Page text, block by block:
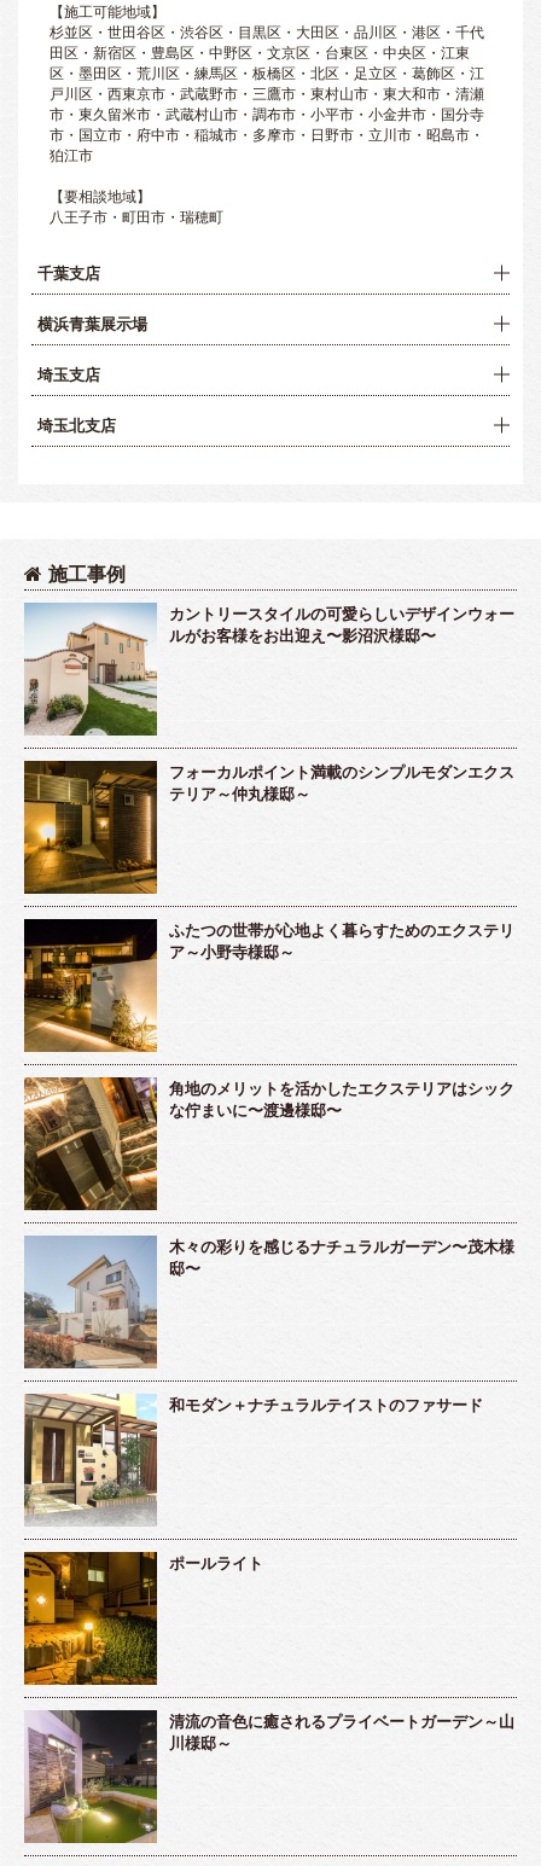
【施工可能地域】
杉並区・世田谷区・渋谷区・目黒区・大田区・品川区・港区・千代
田区・新宿区・豊島区・中野区・文京区・台東区・中央区・江東
区・墨田区・荒川区・練馬区・板橋区・北区・足立区・葛飾区・江
戸川区・西東京市・武蔵野市・三鷹市・東村山市・東大和市・清瀬
市・東久留米市・武蔵村山市・調布市・小平市・小金井市・国分寺
市・国立市・府中市・稲城市・多摩市・日野市・立川市・昭島市・
狛江市
【要相談地域】
八王子市・町田市・瑞穂町
千葉支店
横浜青葉展示場
埼玉支店
埼玉北支店
施工事例
カントリースタイルの可愛らしいデザインウォー
ルがお客様をお出迎え〜影沼沢様邸〜
フォーカルポイント満載のシンプルモダンエクス
テリア～仲丸様邸～
ふたつの世帯が心地よく暮らすためのエクステリ
ア～小野寺様邸～
角地のメリットを活かしたエクステリアはシック
な佇まいに〜渡邊様邸〜
木々の彩りを感じるナチュラルガーデン〜茂木様
邸〜
和モダン＋ナチュラルテイストのファサード
ポールライト
清流の音色に癒されるプライベートガーデン～山
川様邸～